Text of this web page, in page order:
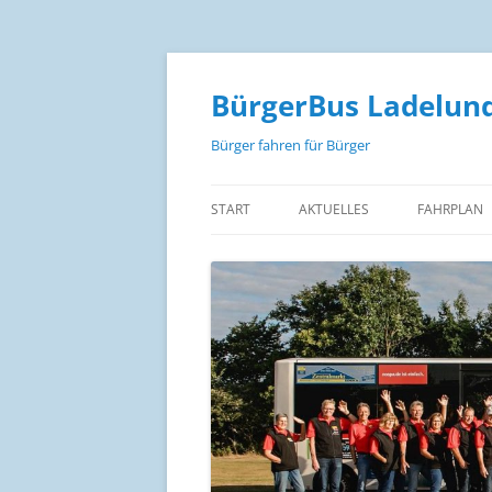
Zum
springen
BürgerBus
Bürger fahren für Bürger
START AKTUELLES FAHRPLAN
FAHRPREISE